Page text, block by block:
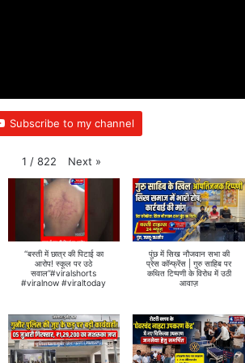
Subscribe to my channel
1 / 822 Next »
“बस्ती में छात्र की पिटाई का
आरोप! स्कूल पर उठे
सवाल”#viralshorts
#viralnow #viraltoday
पुंछ में सिख नौजवान सभा की
प्रेस कॉन्फ्रेंस | गुरु साहिब पर
कथित टिप्पणी के विरोध में उठी
आवाज़